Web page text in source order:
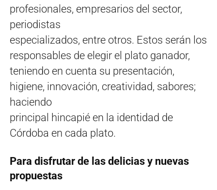
profesionales, empresarios del sector,
periodistas
especializados, entre otros. Estos serán los
responsables de elegir el plato ganador,
teniendo en cuenta su presentación,
higiene, innovación, creatividad, sabores;
haciendo
principal hincapié en la identidad de
Córdoba en cada plato.
Para disfrutar de las delicias y nuevas
propuestas